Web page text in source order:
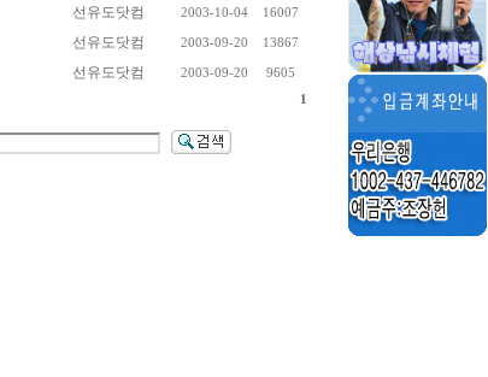
선유도닷컴 2003-10-04 16007
선유도닷컴 2003-09-20 13867
선유도닷컴 2003-09-20
9605
1